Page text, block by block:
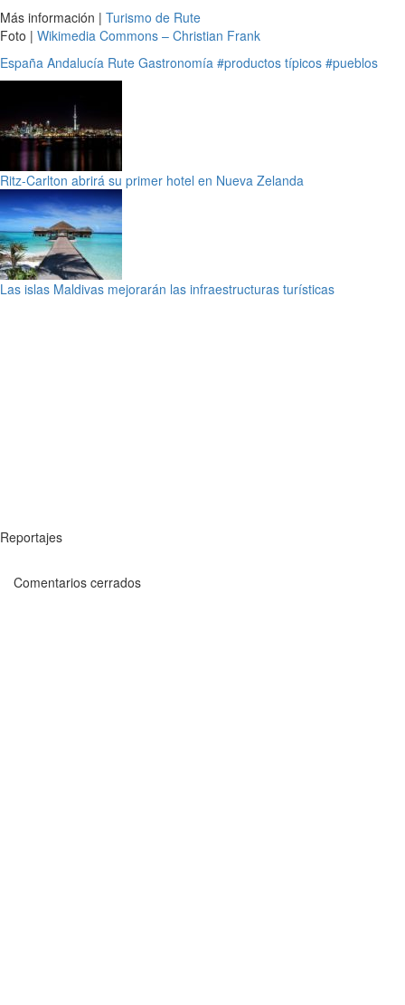
Más información | Turismo de Rute
Foto | Wikimedia Commons – Christian Frank
España Andalucía Rute Gastronomía #productos típicos #pueblos
Ritz-Carlton abrirá su primer hotel en Nueva Zelanda
Las islas Maldivas mejorarán las infraestructuras turísticas
Reportajes
Comentarios cerrados